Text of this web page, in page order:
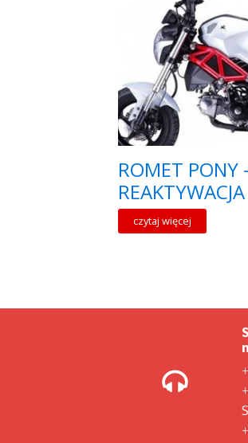
ROMET PONY -
REAKTYWACJA
czytaj więcej